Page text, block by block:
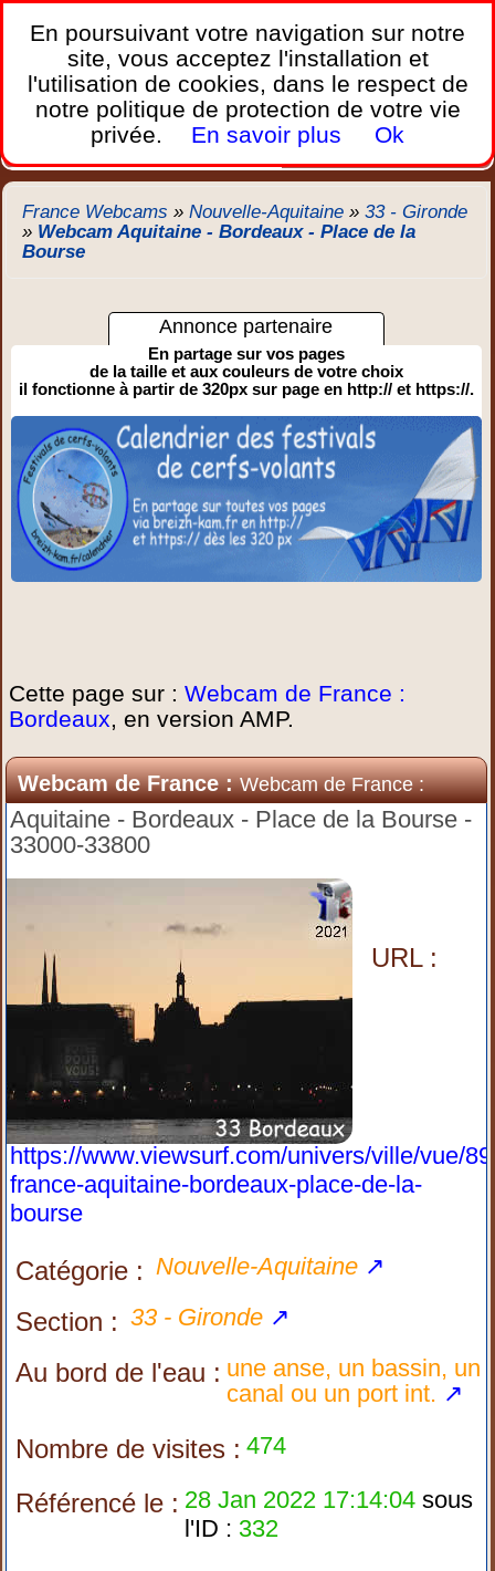
France Webcams,
Les webcams sur mobiles, portables et PC.
Home Bretagne Corse Plages Ports Montagnes
Trafic Chercher New
France Webcams »Nouvelle-Aquitaine »33 - Gironde
» Webcam Aquitaine - Bordeaux - Place de la
Bourse
Annonce partenaire
En partage sur vos pages
de la taille et aux couleurs de votre choix
il fonctionne à partir de 320px sur page en http:// et https://.
Cette page sur :Webcam de France :
Bordeaux, en version AMP.
Webcam de France :Webcam de France :
Bordeaux
Aquitaine - Bordeaux - Place de la Bourse -
33000-33800
URL :
https://www.viewsurf.com/univers/ville/vue/
france-aquitaine-bordeaux-place-de-la-
bourse
Catégorie : Nouvelle-Aquitaine ↗
Section : 33 - Gironde ↗
Au bord de l'eau : une anse, un bassin, un
canal ou un port int. ↗
Nombre de visites : 474
Référencé le : 28 Jan 2022 17:14:04 sous
l'ID : 332
En poursuivant votre navigation sur notre
site, vous acceptez l'installation et
l'utilisation de cookies, dans le respect de
notre politique de protection de votre vie
privée.
En savoir plus Ok